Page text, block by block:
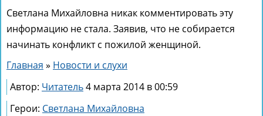
Светлана Михайловна никак комментировать эту
информацию не стала. Заявив, что не собирается
начинать конфликт с пожилой женщиной.
Главная » Новости и слухи
Автор: Читатель4 марта 2014 в 00:59
Герои: Светлана Михайловна